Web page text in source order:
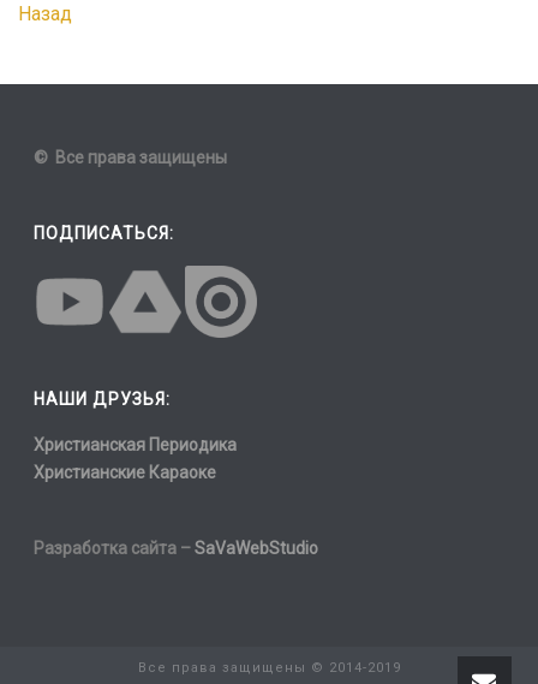
Назад
© Все права защищены
ПОДПИСАТЬСЯ:
НАШИ ДРУЗЬЯ:
Христианская Периодика
Христианские Караоке
Разработка сайта –SaVaWebStudio
Все права защищены © 2014-2019